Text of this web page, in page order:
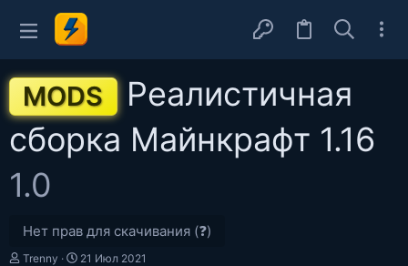
MODS
Реалистичная
сборка Майнкрафт 1.16
1.0
Нет прав для скачивания (❓)
А
Trenny
Д
21 Июл 2021